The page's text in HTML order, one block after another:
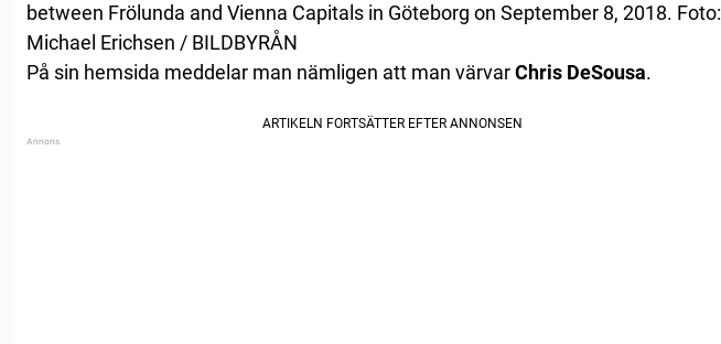
between Frölunda and Vienna Capitals in Göteborg on September 8, 2018. Foto:
Michael Erichsen / BILDBYRÅN
På sin hemsida meddelar man nämligen att man värvarChris DeSousa.